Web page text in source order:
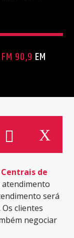
FM 90,9 EM
Centrais de
atendimento
será
clientes
negociar